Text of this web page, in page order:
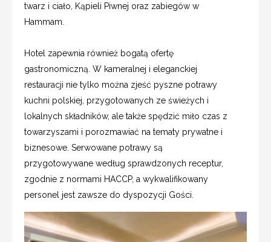
twarz i ciało, Kąpieli Piwnej oraz zabiegów w
Hammam.
Hotel zapewnia również bogatą ofertę
gastronomiczną. W kameralnej i eleganckiej
restauracji nie tylko można zjeść pyszne potrawy
kuchni polskiej, przygotowanych ze świeżych i
lokalnych składników, ale także spędzić miło czas z
towarzyszami i porozmawiać na tematy prywatne i
biznesowe. Serwowane potrawy są
przygotowywane według sprawdzonych receptur,
zgodnie z normami HACCP, a wykwalifikowany
personel jest zawsze do dyspozycji Gości.